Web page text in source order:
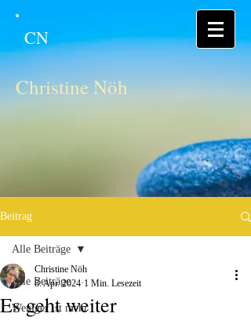
CN
Christine Nöh
Beitrag
Alle Beiträge
Weniger ist mehr
Alle Beiträge
Es geht weiter
Christine Nöh
8. Apr. 2024 1 Min. Lesezeit